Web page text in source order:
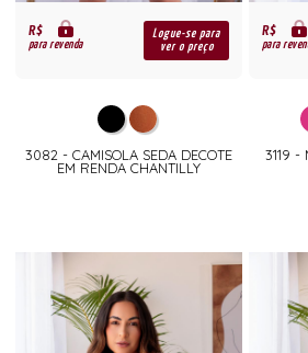
R$
para revenda
Logue-se para
ver o preço
3082 - CAMISOLA SEDA DECOTE
EM RENDA CHANTILLY
R$
para
3119 -